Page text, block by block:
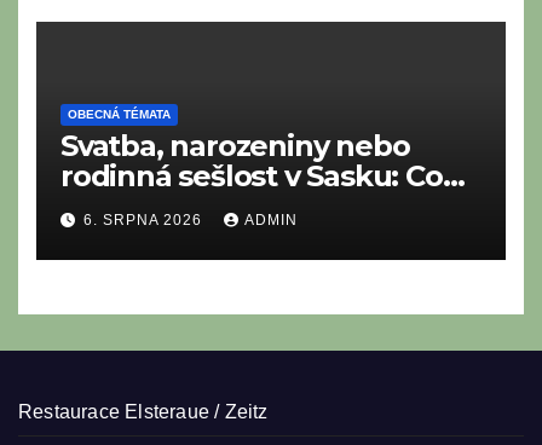
OBECNÁ TÉMATA
Svatba, narozeniny nebo
rodinná sešlost v Sasku: Co
nesmí chybět na tradičním
saském bufetu?
6. SRPNA 2026 ADMIN
Restaurace Elsteraue / Zeitz